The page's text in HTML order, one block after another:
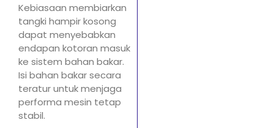
Kebiasaan membiarkan
tangki hampir kosong
dapat menyebabkan
endapan kotoran masuk
ke sistem bahan bakar.
Isi bahan bakar secara
teratur untuk menjaga
performa mesin tetap
stabil.